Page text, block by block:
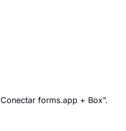
forms.app + Box”.